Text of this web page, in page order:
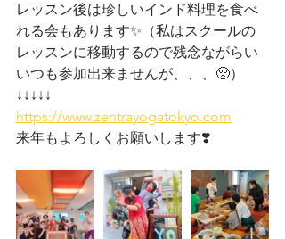
レッスン後は珍しいインド料理を食べ
れる会もあります✨（私はスクールの
レッスンに移動するので残念ながらい
いつも参加出来ませんが、、、🥺）
↓↓↓↓↓
https://www.zentrayogatokyo.com
来年もよろしくお願いします❣️